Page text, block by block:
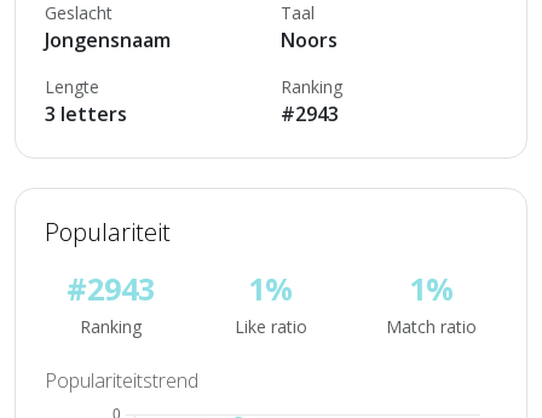
Geslacht
Jongensnaam
Taal
Noors
Lengte
3 letters
Ranking
#2943
Populariteit
#2943
Ranking
1%
Like ratio
1%
Match ratio
Populariteitstrend